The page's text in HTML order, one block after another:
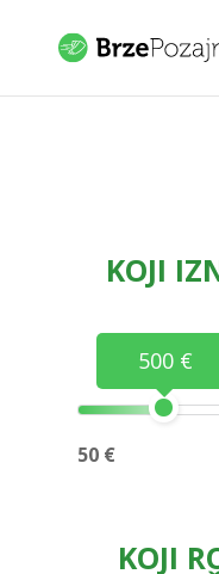
KOJI
500 €
50 €
KOJI